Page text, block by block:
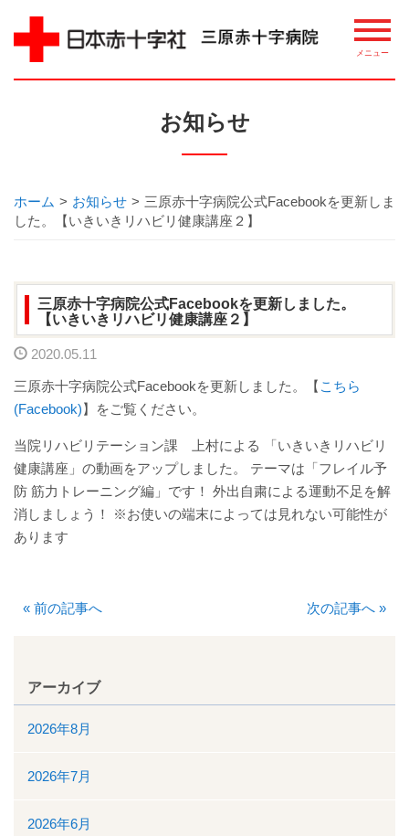
ごあいさつ
相談窓口
整備機器等
病院指標について
通院について
外来案内
休診情報
人間ドック
お知らせ
ホーム > お知らせ > 三原赤十字病院公式Facebookを更新しま
した。【いきいきリハビリ健康講座２】
三原赤十字病院公式Facebookを更新しました。
【いきいきリハビリ健康講座２】
2020.05.11
三原赤十字病院公式Facebookを更新しました。【 こちら
(Facebook)】をご覧ください。
当院リハビリテーション課 上村による 「いきいきリハビリ
健康講座」の動画をアップしました。 テーマは「フレイル予
防 筋力トレーニング編」です！ 外出自粛による運動不足を解
消しましょう！ ※お使いの端末によっては見れない可能性が
あります
« 前の記事へ 次の記事へ »
アーカイブ
2026年8月
2026年7月
2026年6月